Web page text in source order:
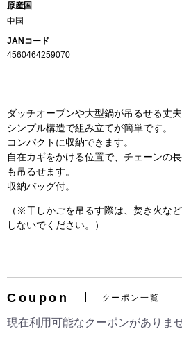
お買い物を続ける
原産国
中国
JANコード
4560464259070
ダッチオーブンや大型鍋が吊るせる丈夫
シンプル構造で組み立てが簡単です。
コンパクトに収納できます。
自在カギをかける位置で、チェーンの
も吊るせます。
収納バッグ付。
（※干しかごを吊るす際は、焚き火な
しないでください。）
Coupon クーポン一覧
現在利用可能なクーポンがありま